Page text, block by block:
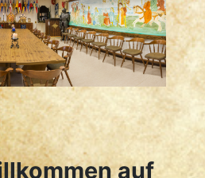
auf